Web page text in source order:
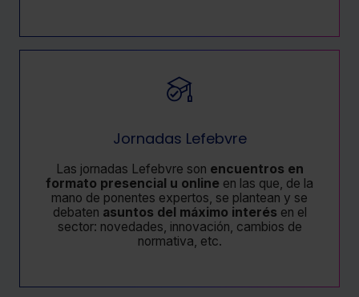
Jornadas Lefebvre
Las jornadas Lefebvre son encuentros en
formato presencial u online en las que, de la
mano de ponentes expertos, se plantean y se
debaten asuntos del máximo interés en el
sector: novedades, innovación, cambios de
normativa, etc.